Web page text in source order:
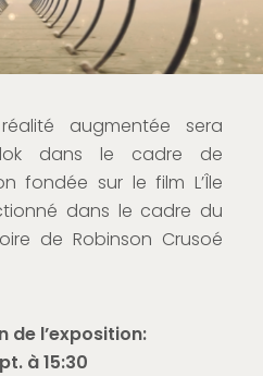
augmentée sera
dans le cadre de
fondée sur le film L’Île
dans le cadre du
de Robinson Crusoé
de l’exposition:
à 15:30